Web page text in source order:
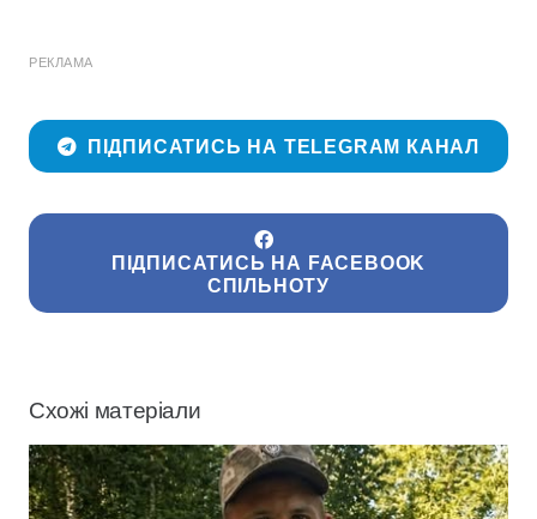
РЕКЛАМА
ПІДПИСАТИСЬ НА TELEGRAM КАНАЛ
ПІДПИСАТИСЬ НА FACEBOOK
СПІЛЬНОТУ
Схожі матеріали